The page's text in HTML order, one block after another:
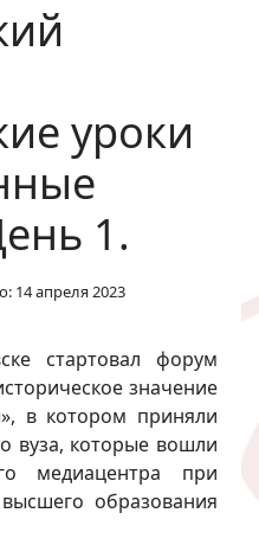
уроки
1.
14 апреля 2023
стартовал форум
значение
в котором приняли
вуза, которые вошли
медиацентра при
образования